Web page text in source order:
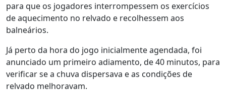
para que os jogadores interrompessem os exercícios
de aquecimento no relvado e recolhessem aos
balneários.
Já perto da hora do jogo inicialmente agendada, foi
anunciado um primeiro adiamento, de 40 minutos, para
verificar se a chuva dispersava e as condições de
relvado melhoravam.